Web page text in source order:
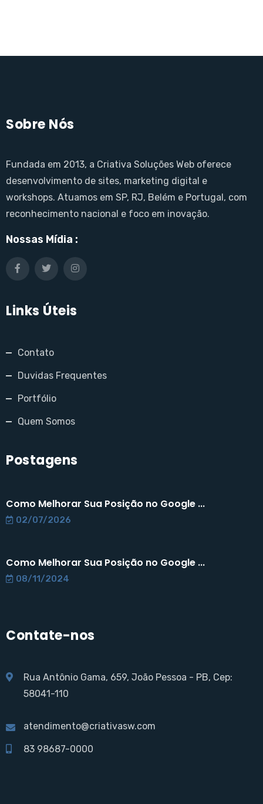
Sobre Nós
Fundada em 2013, a Criativa Soluções Web oferece
desenvolvimento de sites, marketing digital e
workshops. Atuamos em SP, RJ, Belém e Portugal, com
reconhecimento nacional e foco em inovação.
Nossas Mídia :
Links Úteis
Contato
Duvidas Frequentes
Portfólio
Quem Somos
Postagens
Como Melhorar Sua Posição no Google ...
02/07/2026
Como Melhorar Sua Posição no Google ...
08/11/2024
Contate-nos
Rua Antônio Gama, 659, João Pessoa - PB, Cep:
58041-110
atendimento@criativasw.com
83 98687-0000